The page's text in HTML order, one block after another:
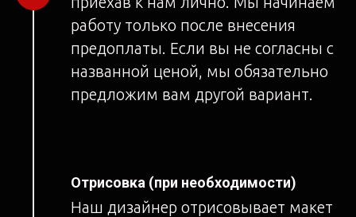
работу только после внесения
предоплаты. Если вы не согласны с
названной ценой, мы обязательно
предложим вам другой вариант.
Отрисовка (при необходимости)
Наш дизайнер отрисовывает макет